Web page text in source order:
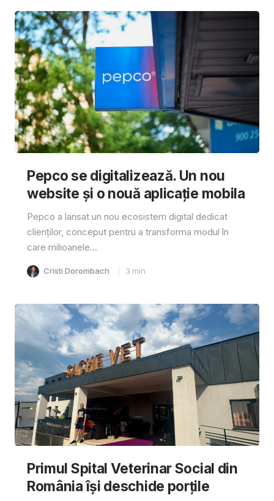
Pepco se digitalizează. Un nou
website și o nouă aplicație mobila
Pepco a lansat un nou ecosistem digital dedicat
clienților, conceput pentru a transforma modul în
care milioanele...
Cristi Dorombach 3 min
Primul Spital Veterinar Social din
România își deschide porțile